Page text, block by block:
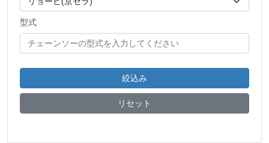
型式
絞込み
リセット